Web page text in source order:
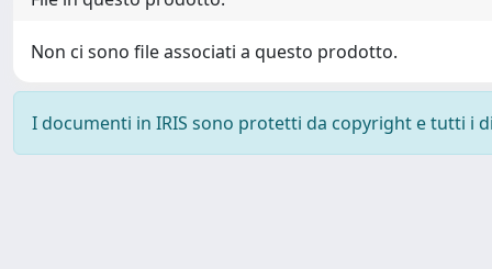
Non ci sono file associati a questo prodotto.
I documenti in IRIS sono protetti da copyright e tutti i